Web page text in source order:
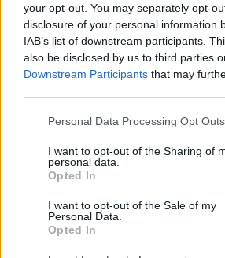
your opt-out. You may separately opt-
disclosure of your personal information
IAB’s list of downstream participants.
also be disclosed by us to third parties
Downstream Participants that may
Personal Data Processing Opt Outs
I want to opt-out of the Sharing of
personal data.
Opted In
I want to opt-out of the Sale of my
Personal Data.
Opted In
jasné, že dnes ráno nebudem mať
vbehla do kúpeľne, strhla pyžamo
uterák, čo ležal vedľa umývadla,
dole, aby som bola tak nejako
V čakárni som bola len pár minút,
dovnútra. Ako to už býva, vyhupla
tvár na druhu stranu miestnosti a
gynekológ predniesol: “Dnes sme si
záležať, že áno?” Neodpovedala som.
c
h
f
o
r